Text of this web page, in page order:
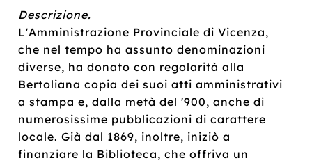
Descrizione.
L'Amministrazione Provinciale di Vicenza,
che nel tempo ha assunto denominazioni
diverse, ha donato con regolarità alla
Bertoliana copia dei suoi atti amministrativi
a stampa e, dalla metà del '900, anche di
numerosissime pubblicazioni di carattere
locale. Già dal 1869, inoltre, iniziò a
finanziare la Biblioteca, che offriva un